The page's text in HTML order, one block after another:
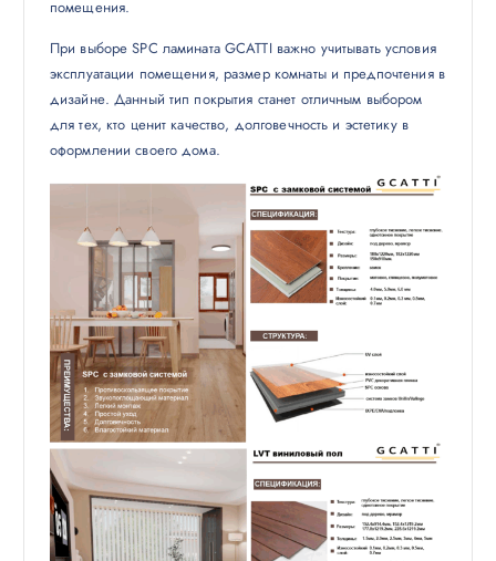
помещения.
При выборе SPC ламината GCATTI важно учитывать условия
эксплуатации помещения, размер комнаты и предпочтения в
дизайне. Данный тип покрытия станет отличным выбором
для тех, кто ценит качество, долговечность и эстетику в
оформлении своего дома.